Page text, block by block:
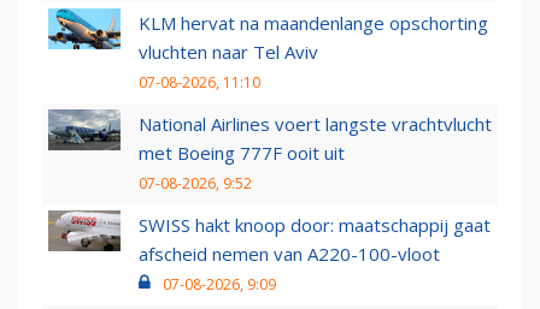
KLM hervat na maandenlange opschorting
vluchten naar Tel Aviv
07-08-2026, 11:10
National Airlines voert langste vrachtvlucht
met Boeing 777F ooit uit
07-08-2026, 9:52
SWISS hakt knoop door: maatschappij gaat
afscheid nemen van A220-100-vloot
07-08-2026, 9:09